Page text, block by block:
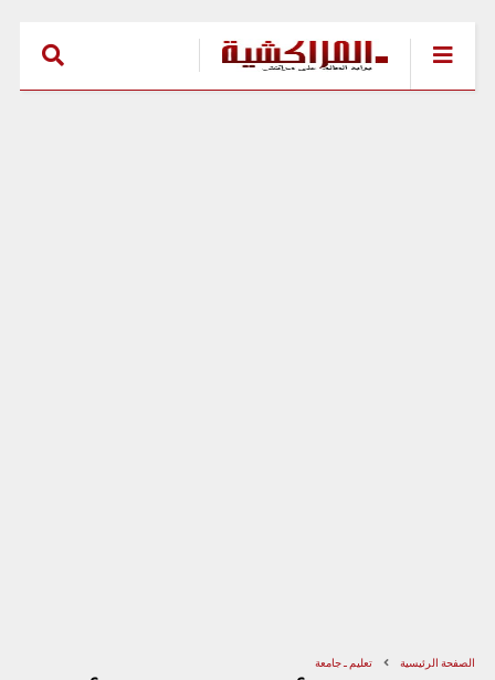
الصفحة الرئيسية تعليم ـ جامعة